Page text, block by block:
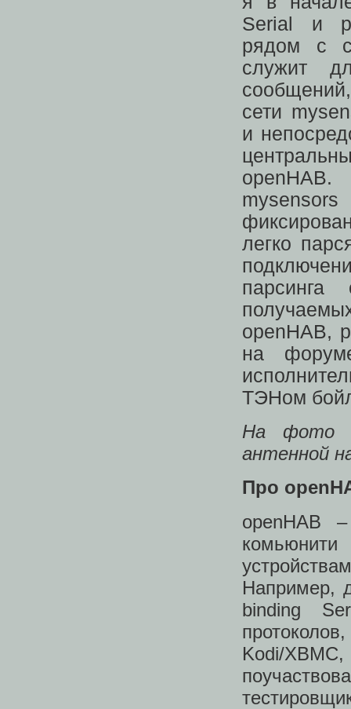
Serial и
рядом с
служит
сети
и
легко
openHAB,
на
ТЭНом
На фото –
антенной
Про
openHAB
Например,
binding
Kodi/